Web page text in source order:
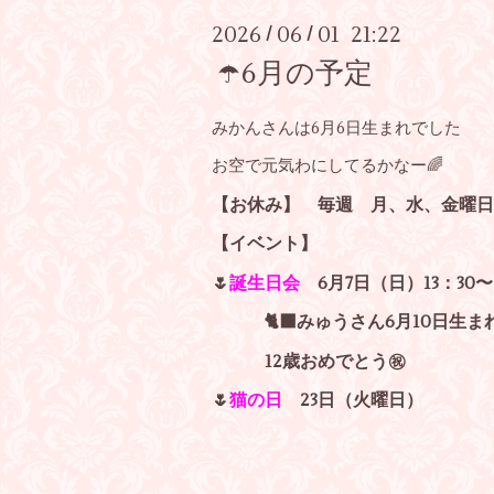
2026 / 06 / 01 21:22
☂️6月の予定
みかんさんは6月6日生まれでした
お空で元気わにしてるかなー🌈
【お休み】 毎週 月、水、金曜日
【イベント】
🌷誕生日会 6月7日（日）13：30〜
🐈‍⬛みゅうさん6月10日生ま
12歳おめでとう㊗️
🌷猫の日 23日（火曜日）